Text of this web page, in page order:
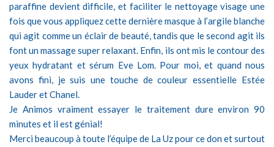
paraffine devient difficile, et faciliter le nettoyage visage une
fois que vous appliquez cette dernière masque à l’argile blanche
qui agit comme un éclair de beauté, tandis que le second agit ils
font un massage super relaxant. Enfin, ils ont mis le contour des
yeux hydratant et sérum Eve Lom. Pour moi, et quand nous
avons fini, je suis une touche de couleur essentielle Estée
Lauder et Chanel.
Je Animos vraiment essayer le traitement dure environ 90
minutes et il est génial!
Merci beaucoup à toute l’équipe de La Uz pour ce don et surtout